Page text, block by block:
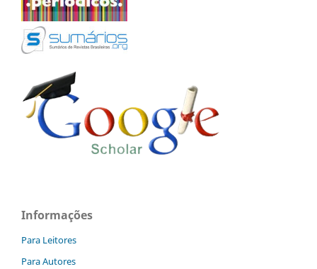
Informações
Para Leitores
Para Autores